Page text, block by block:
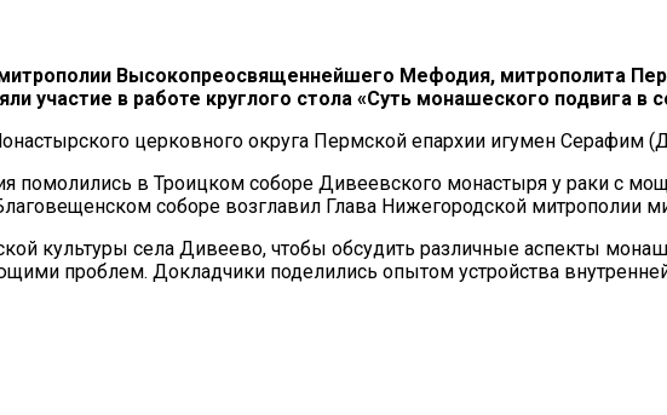
Высокопреосвященнейшего Мефодия, митрополита
участие в работе круглого стола «Суть монашеского подвига
церковного округа Пермской епархии игумен Серафим
помолились в Троицком соборе Дивеевского монастыря у раки с
соборе возглавил Глава Нижегородской митрополии
культуры села Дивеево, чтобы обсудить различные аспекты
проблем. Докладчики поделились опытом устройства